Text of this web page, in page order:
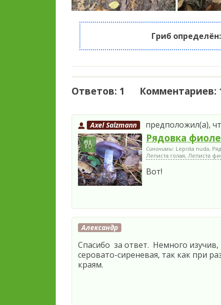
Гриб определён:
Ответов: 1 Комментариев:
Axel Salzmann предположил(а),
Рядовка
Синонимы: Lepista nuda,
Леписта голая, Леписта
Вот!
Александр
Спасибо за ответ. Немного
серовато-сиреневая, так как при
краям.